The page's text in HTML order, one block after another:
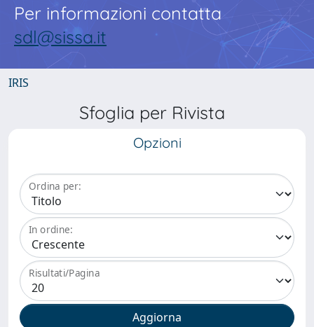
Per informazioni contatta
sdl@sissa.it
IRIS
Sfoglia per Rivista
Opzioni
Ordina per:
In ordine:
Risultati/Pagina